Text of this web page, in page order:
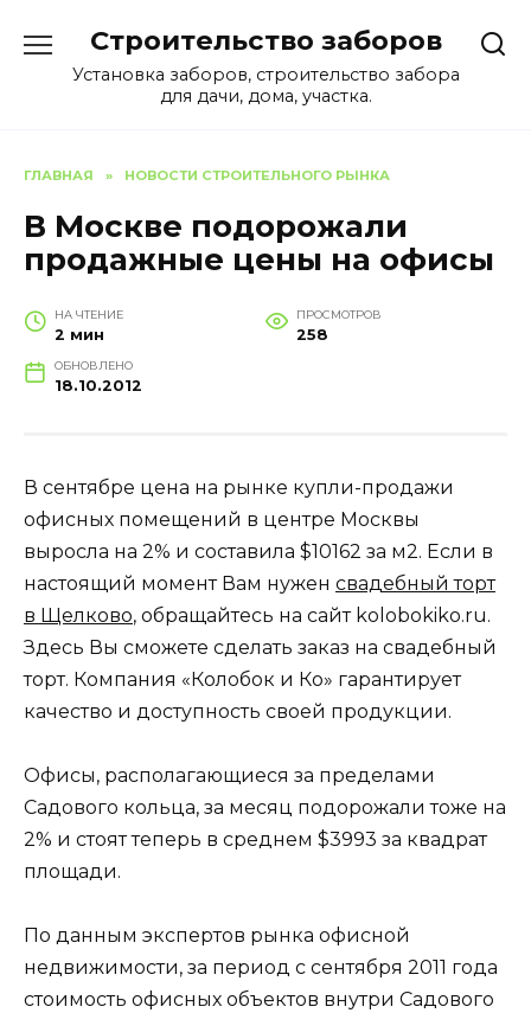
содержанию
Строительство заборов
Установка заборов, строительство забора
для дачи, дома, участка.
ГЛАВНАЯ » НОВОСТИ СТРОИТЕЛЬНОГО РЫНКА
В Москве подорожали
продажные цены на офисы
НА ЧТЕНИЕ
2 мин
ПРОСМОТРОВ
258
ОБНОВЛЕНО
18.10.2012
В сентябре цена на рынке купли-продажи
офисных помещений в центре Москвы
выросла на 2% и составила $10162 за м2. Если в
настоящий момент Вам нужен свадебный торт
в Щелково, обращайтесь на сайт kolobokiko.ru.
Здесь Вы сможете сделать заказ на свадебный
торт. Компания «Колобок и Ко» гарантирует
качество и доступность своей продукции.
Офисы, располагающиеся за пределами
Садового кольца, за месяц подорожали тоже на
2% и стоят теперь в среднем $3993 за квадрат
площади.
По данным экспертов рынка офисной
недвижимости, за период с сентября 2011 года
стоимость офисных объектов внутри Садового